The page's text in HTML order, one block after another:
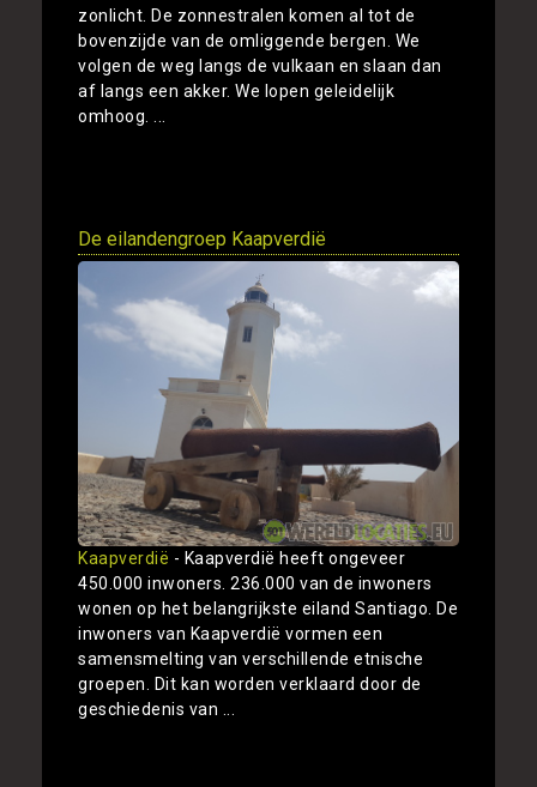
zonlicht. De zonnestralen komen al tot de
bovenzijde van de omliggende bergen. We
volgen de weg langs de vulkaan en slaan dan
af langs een akker. We lopen geleidelijk
omhoog. ...
De eilandengroep Kaapverdië
Kaapverdië - Kaapverdië heeft ongeveer
450.000 inwoners. 236.000 van de inwoners
wonen op het belangrijkste eiland Santiago. De
inwoners van Kaapverdië vormen een
samensmelting van verschillende etnische
groepen. Dit kan worden verklaard door de
geschiedenis van ...